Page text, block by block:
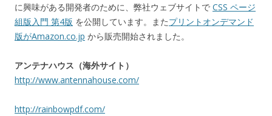
に興味がある開発者のために、弊社ウェブサイトで CSS ページ
組版入門 第4版 を公開しています。またプリントオンデマンド
版がAmazon.co.jp から販売開始されました。
アンテナハウス（海外サイト）
http://www.antennahouse.com/
http://rainbowpdf.com/